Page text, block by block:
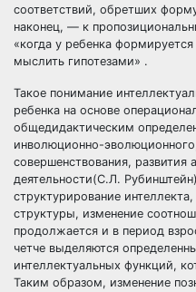
соответствий, обретших
наконец, — к
«когда у ребенка
мыслить гипотезами» .
Такое понимание
ребенка на основе
общедидактическим
инволюционно-
совершенствования, развития
деятельности(С.Л.
структурирование
структуры, изменение
продолжается и в период
четче выделяются
интеллектуальных функций,
Таким образом, изменение